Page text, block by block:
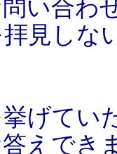
い合わ
見しな
げてい
えでき